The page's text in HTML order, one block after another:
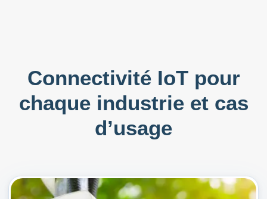
Connectivité IoT pour
chaque industrie et cas
d’usage